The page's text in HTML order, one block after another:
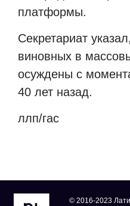
платформы.
Секретариат
виновных в
осуждены с
40 лет назад.
ллп/гас
© 2016-2023